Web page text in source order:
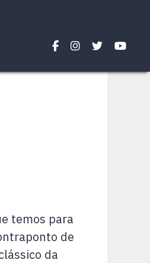
temos para
de
da